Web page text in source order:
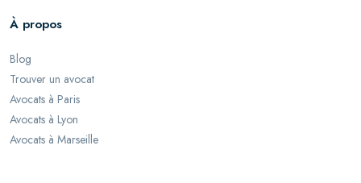
À propos
Blog
Trouver un avocat
Avocats à Paris
Avocats à Lyon
Avocats à Marseille